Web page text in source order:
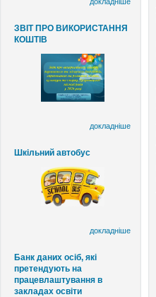
ЗВІТ ПРО ВИКОРИСТАННЯ
КОШТІВ
докладніше
Шкільний автобус
докладніше
Банк даних осіб, які
претендують на
працевлаштування в
закладах освіти